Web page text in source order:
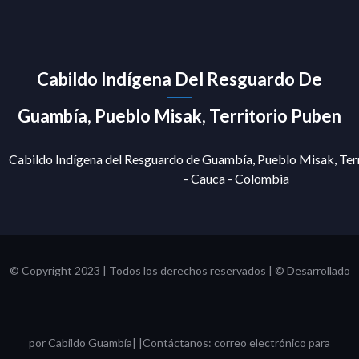
Cabildo Indígena Del Resguardo De
Guambía, Pueblo Misak, Territorio Puben
Cabildo Indígena del Resguardo de Guambía, Pueblo Misak,
- Cauca - Colombia
© Copyright 2023 | Todos los derechos reservados | © Desarrollado
por Cabildo Guambía| |Contáctanos: correo electrónico para